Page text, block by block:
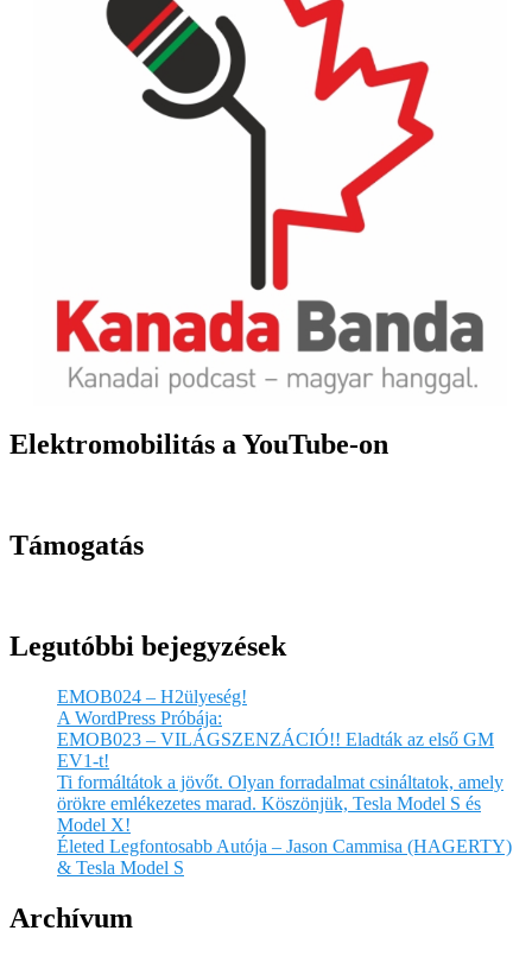
Elektromobilitás a YouTube-on
Támogatás
Legutóbbi bejegyzések
EMOB024 – H2ülyeség!
A WordPress Próbája:
EMOB023 – VILÁGSZENZÁCIÓ!! Eladták az első GM
EV1-t!
Ti formáltátok a jövőt. Olyan forradalmat csináltatok, amely
örökre emlékezetes marad. Köszönjük, Tesla Model S és
Model X!
Életed Legfontosabb Autója – Jason Cammisa (HAGERTY)
& Tesla Model S
Archívum